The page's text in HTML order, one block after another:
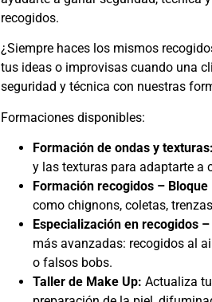
recogidos.
¿Siempre haces los mismos
tus ideas o improvisas cuando una
seguridad y técnica con nuestras
Formaciones disponibles:
Formación de ondas y texturas:
y las texturas para adaptarte a
Formación recogidos – Bloque
como chignons, coletas,
Especialización en recogidos
más avanzadas: recogidos al
o falsos bobs.
Taller de Make Up: Actualiza